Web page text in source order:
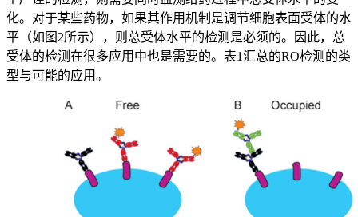
化。对于某些药物，如果其作用机制是调节细胞表面受体的水
平（如图2所示），则总受体水平的检测是必须的。因此，总
受体的检测在很多应用中也是需要的。表1汇总的RO检测的类
型与可能的应用。